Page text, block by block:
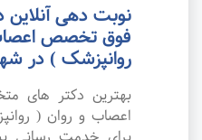
نوبت دهی
فوق تخصص
روانپزشک ) در
بهترین دکتر
اعصاب و روان (